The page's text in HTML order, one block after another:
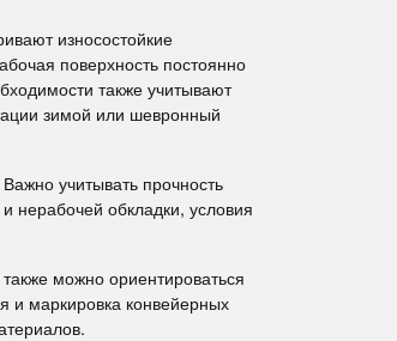
износостойкие
поверхность постоянно
также учитывают
зимой или шевронный
учитывать прочность
нерабочей обкладки, условия
можно ориентироваться
и маркировка конвейерных